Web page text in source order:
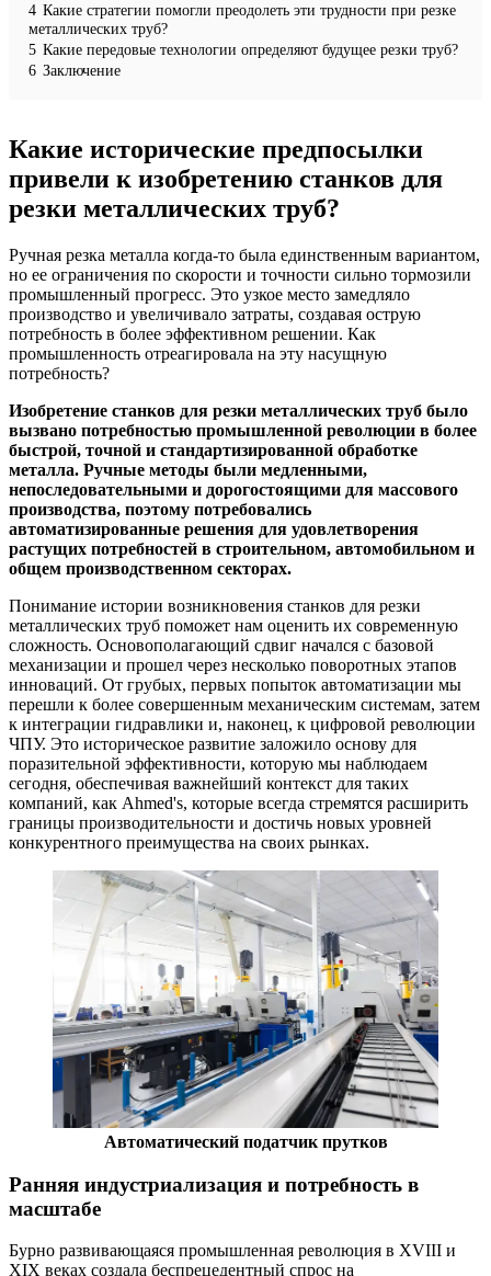
4 Какие стратегии помогли преодолеть эти трудности при резке
металлических труб?
5 Какие передовые технологии определяют будущее резки труб?
6 Заключение
Какие исторические предпосылки
привели к изобретению станков для
резки металлических труб?
Ручная резка металла когда-то была единственным вариантом,
но ее ограничения по скорости и точности сильно тормозили
промышленный прогресс. Это узкое место замедляло
производство и увеличивало затраты, создавая острую
потребность в более эффективном решении. Как
промышленность отреагировала на эту насущную
потребность?
Изобретение станков для резки металлических труб было
вызвано потребностью промышленной революции в более
быстрой, точной и стандартизированной обработке
металла. Ручные методы были медленными,
непоследовательными и дорогостоящими для массового
производства, поэтому потребовались
автоматизированные решения для удовлетворения
растущих потребностей в строительном, автомобильном и
общем производственном секторах.
Понимание истории возникновения станков для резки
металлических труб поможет нам оценить их современную
сложность. Основополагающий сдвиг начался с базовой
механизации и прошел через несколько поворотных этапов
инноваций. От грубых, первых попыток автоматизации мы
перешли к более совершенным механическим системам, затем
к интеграции гидравлики и, наконец, к цифровой революции
ЧПУ. Это историческое развитие заложило основу для
поразительной эффективности, которую мы наблюдаем
сегодня, обеспечивая важнейший контекст для таких
компаний, как Ahmed's, которые всегда стремятся расширить
границы производительности и достичь новых уровней
конкурентного преимущества на своих рынках.
Автоматический податчик прутков
Ранняя индустриализация и потребность в
масштабе
Бурно развивающаяся промышленная революция в XVIII и
XIX веках создала беспрецедентный спрос на